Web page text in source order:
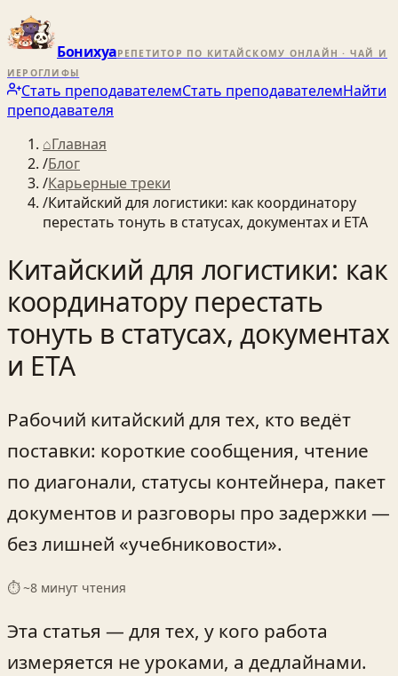
БонихуаРЕПЕТИТОР ПО КИТАЙСКОМУ ОНЛАЙН · ЧАЙ И
ИЕРОГЛИФЫ
Стать преподавателемСтать преподавателемНайти
преподавателя
⌂Главная
/Блог
/Карьерные треки
/Китайский для логистики: как координатору
перестать тонуть в статусах, документах и ETA
Китайский для логистики: как
координатору перестать
тонуть в статусах, документах
и ETA
Рабочий китайский для тех, кто ведёт
поставки: короткие сообщения, чтение
по диагонали, статусы контейнера, пакет
документов и разговоры про задержки —
без лишней «учебниковости».
⏱ ~8 минут чтения
Эта статья — для тех, у кого работа
измеряется не уроками, а дедлайнами.